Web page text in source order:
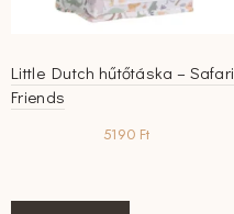
Little Dutch hűtőtáska – Safari
Friends
5190 Ft